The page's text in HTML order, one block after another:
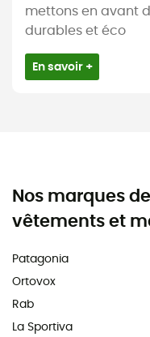
mettons en avant
durables et éco
En savoir +
Nos marques
vêtements et
Patagonia
Ortovox
Rab
La Sportiva